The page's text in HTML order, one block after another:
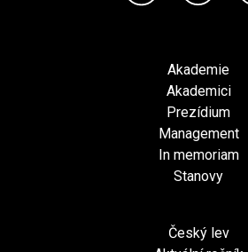
Akademie
Akademici
Prezídium
Management
In memoriam
Stanovy
Český lev